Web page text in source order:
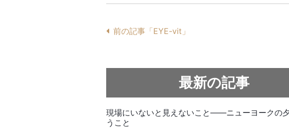
前の記事「EYE-vit」
最新の記事
現場にいないと見えないこと——ニューヨークの
うこと